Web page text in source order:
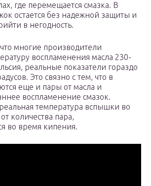
где перемещается смазка. В
остается без надежной защиты и
в негодность.
многие производители
воспламенения масла 230-
реальные показатели гораздо
Это связно с тем, что в
еще и пары от масла и
воспламенение смазок.
температура вспышки во
количества пара,
во время кипения.